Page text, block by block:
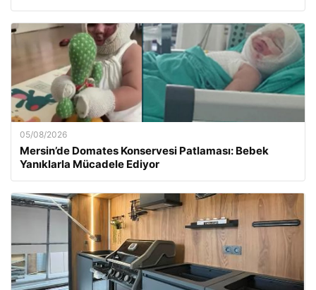
05/08/2026
Mersin’de Domates Konservesi Patlaması: Bebek
Yanıklarla Mücadele Ediyor